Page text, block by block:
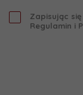
Zapisując
Regulamin i